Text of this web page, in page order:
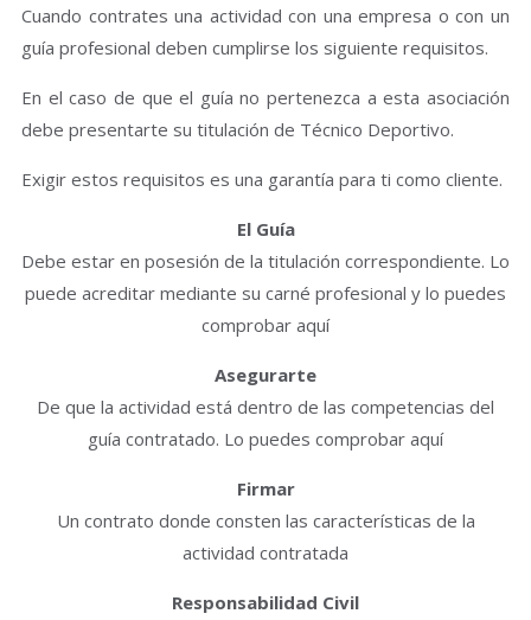
Cuando contrates una actividad con una empresa o con un
guía profesional deben cumplirse los siguiente requisitos.
En el caso de que el guía no pertenezca a esta asociación
debe presentarte su titulación de Técnico Deportivo.
Exigir estos requisitos es una garantía para ti como cliente.
El Guía
Debe estar en posesión de la titulación correspondiente. Lo
puede acreditar mediante su carné profesional y lo puedes
comprobar aquí
Asegurarte
De que la actividad está dentro de las competencias del
guía contratado. Lo puedes comprobar aquí
Firmar
Un contrato donde consten las características de la
actividad contratada
Responsabilidad Civil